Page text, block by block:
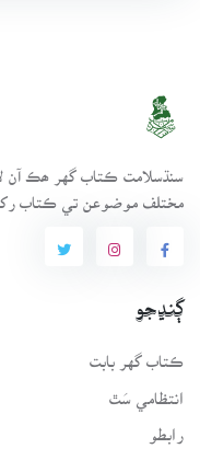
مختلف موضوعن تي ڪتاب
ڳنڍجو
ڪتاب گهر بابت
انتظامي سَٿ
رابطو